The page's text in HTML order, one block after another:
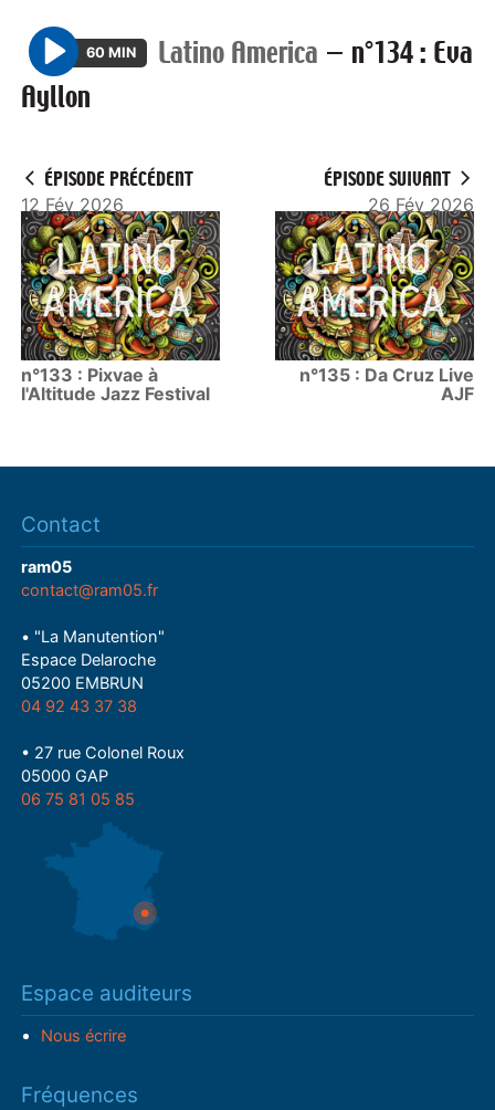
P
l
60 MIN Latino America — n°134 : Eva
Ayllon
ÉPISODE PRÉCÉDENT
12 Fév 2026
n°133 : Pixvae à
l'Altitude Jazz Festival
ÉPISODE SUIVANT
26 Fév 2026
n°135 : Da Cruz Live
AJF
Contact
ram05
contact@ram05.fr
• "La Manutention"
Espace Delaroche
05200 EMBRUN
04 92 43 37 38
• 27 rue Colonel Roux
05000 GAP
06 75 81 05 85
Espace auditeurs
Nous écrire
Fréquences